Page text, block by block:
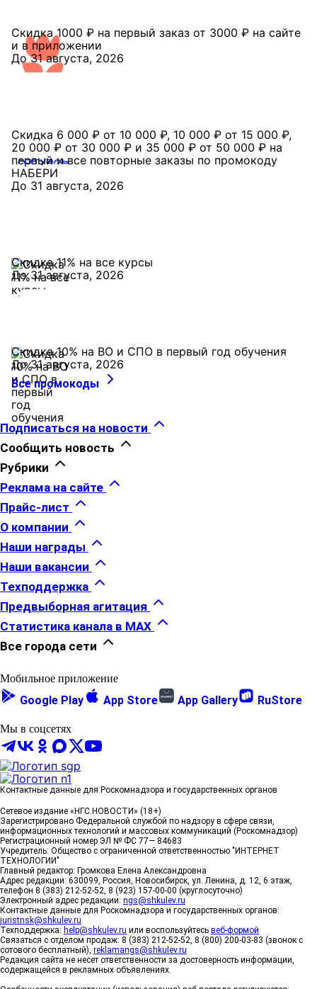
Скидка 1000 ₽ на первый заказ от 3000 ₽ на сайте
и в приложении
До 31 августа, 2026
Скидка 6 000 ₽ от 10 000 ₽, 10 000 ₽ от 15 000 ₽,
20 000 ₽ от 30 000 ₽ и 35 000 ₽ от 50 000 ₽ на
первый и все повторные заказы по промокоду
НАБЕРИ
До 31 августа, 2026
Скидка 11% на все курсы
До 31 августа, 2026
Скидка 10% на ВО и СПО в первый год обучения
До 31 августа, 2026
Все промокоды
Подписаться на новости
Сообщить новость
Рубрики
Реклама на сайте
Прайс-лист
О компании
Наши награды
Наши вакансии
Техподдержка
Предвыборная агитация
Статистика канала в MAX
Все города сети
Мобильное приложение
Google Play App Store App Gallery RuStore
Мы в соцсетях
Контактные данные для Роскомнадзора и государственных органов
Сетевое издание «НГС.НОВОСТИ» (18+)
Зарегистрировано Федеральной службой по надзору в сфере связи,
информационных технологий и массовых коммуникаций (Роскомнадзор)
Регистрационный номер ЭЛ № ФС 77— 84683
Учредитель: Общество с ограниченной ответственностью "ИНТЕРНЕТ
ТЕХНОЛОГИИ"
Главный редактор: Громкова Елена Александровна
Адрес редакции: 630099, Россия, Новосибирск, ул. Ленина, д. 12, 6 этаж,
телефон 8 (383) 212-52-52, 8 (923) 157-00-00 (круглосуточно)
Электронный адрес редакции: ngs@shkulev.ru
Контактные данные для Роскомнадзора и государственных органов:
juristnsk@shkulev.ru
Техподдержка: help@shkulev.ru или воспользуйтесь веб-формой
Связаться с отделом продаж: 8 (383) 212-52-52, 8 (800) 200-03-83 (звонок с
сотового бесплатный), reklamangs@shkulev.ru
Редакция сайта не несет ответственности за достоверность информации,
содержащейся в рекламных объявлениях.